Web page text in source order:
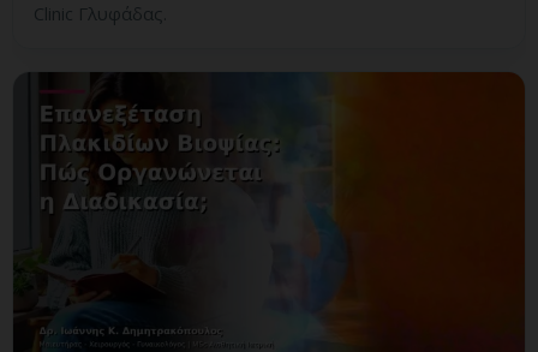
Clinic Γλυφάδας.